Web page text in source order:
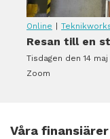
Online
Resan till en
Tisdagen den 14 maj
Zoom
Våra finansiärer